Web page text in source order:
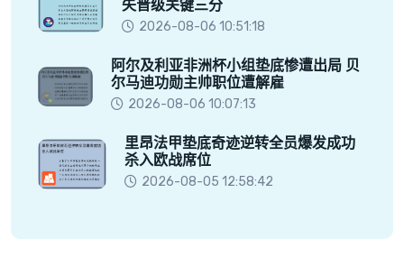
失晋级关键三分
2026-08-06 10:51:18
阿尔及利亚非洲杯小组垫底惨遭出局 贝
尔马迪功勋主帅职位遭解雇
2026-08-06 10:07:13
里昂法甲垫底奇迹逆转全员爆发成功
杀入欧战席位
2026-08-05 12:58:42